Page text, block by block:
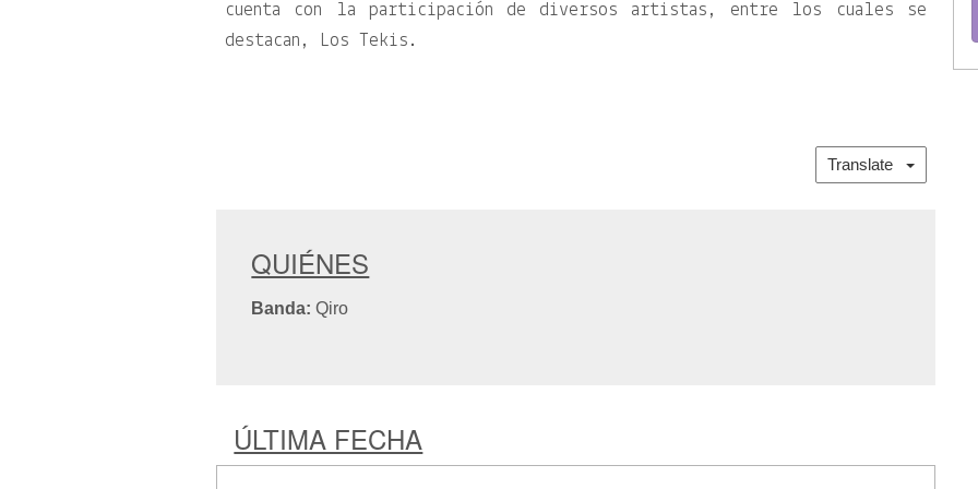
cuenta con la participación de diversos artistas, entre los cuales se
destacan, Los Tekis.
Translate
QUIÉNES
Banda: Qiro
ÚLTIMA FECHA